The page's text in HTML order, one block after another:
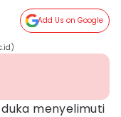
Add Us on Google
menyelimuti